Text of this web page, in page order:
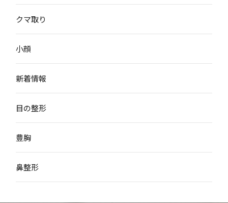
クマ取り
小顔
新着情報
目の整形
豊胸
鼻整形